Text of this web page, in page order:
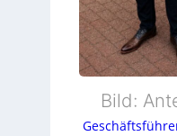
Bild: